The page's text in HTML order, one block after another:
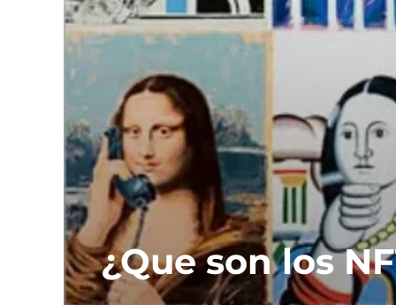
¿Que son los